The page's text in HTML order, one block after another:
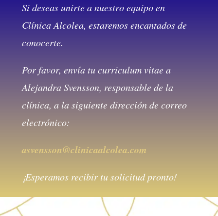
Si deseas unirte a nuestro equipo en
Clínica Alcolea, estaremos encantados de
conocerte.
Por favor, envía tu curriculum vitae a
Alejandra Svensson, responsable de la
clínica, a la siguiente dirección de correo
electrónico:
asvensson@clinicaalcolea.com
¡Esperamos recibir tu solicitud pronto!